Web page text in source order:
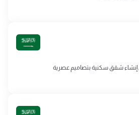
شقق سكنية بتصاميم عصرية